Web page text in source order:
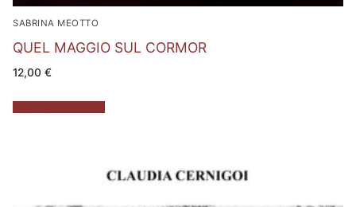
SABRINA MEOTTO
QUEL MAGGIO SUL CORMOR
12,00 €